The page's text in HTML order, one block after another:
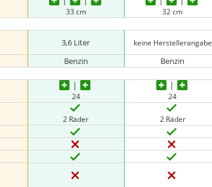
33 cm 32 cm
3,6 Liter keine Herstellerangabe
Benzin Benzin
24 24
2 Räder 2 Räder